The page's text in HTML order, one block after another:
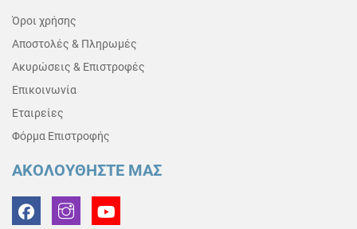
Όροι χρήσης
Αποστολές & Πληρωμές
Ακυρώσεις & Επιστροφές
Επικοινωνία
Εταιρείες
Φόρμα Επιστροφής
ΑΚΟΛΟΥΘΗΣΤΕ ΜΑΣ